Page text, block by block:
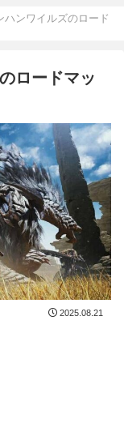
ハンワイルズのロード
ロードマッ
2025.08.21